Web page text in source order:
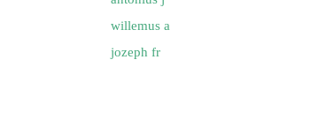
willemus a
jozeph fr